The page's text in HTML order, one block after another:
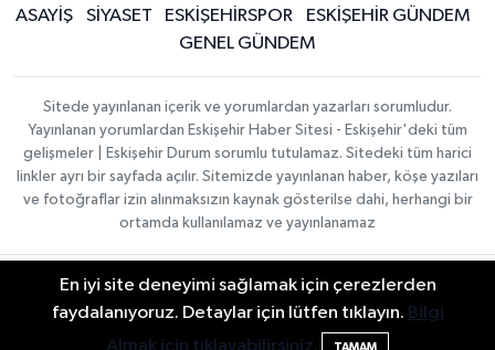
ASAYİŞ SİYASET ESKİŞEHİRSPOR
ESKİŞEHİR GÜNDEM
GENEL GÜNDEM
Sitede yayınlanan içerik ve yorumlardan yazarları sorumludur.
Yayınlanan yorumlardan Eskişehir Haber Sitesi - Eskişehir'deki tüm
gelişmeler | Eskişehir Durum sorumlu tutulamaz. Sitedeki tüm harici
linkler ayrı bir sayfada açılır. Sitemizde yayınlanan haber, köşe yazıları
ve fotoğraflar izin alınmaksızın kaynak gösterilse dahi, herhangi bir
ortamda kullanılamaz ve yayınlanamaz
Gizlilik Sözleşmesi
Hakkımızda
İletişim
Topluluk Kuralları
Yayın İlkeleri
Haber Yazılımı:
Bilişim | Copyright ©
2026
En iyi site deneyimi sağlamak için çerezlerden
faydalanıyoruz. Detaylar için lütfen tıklayın. Bilgi
Almak için tıklayabilirsiniz.
TAMAM